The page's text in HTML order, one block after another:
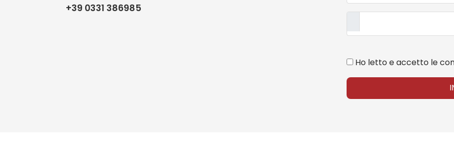
+39 0331 386985
Ho letto e accetto le